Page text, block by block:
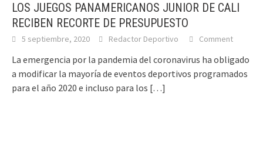
LOS JUEGOS PANAMERICANOS JUNIOR DE CALI
RECIBEN RECORTE DE PRESUPUESTO
5 septiembre, 2020 Redactor Deportivo Comment
La emergencia por la pandemia del coronavirus ha obligado
a modificar la mayoría de eventos deportivos programados
para el año 2020 e incluso para los […]